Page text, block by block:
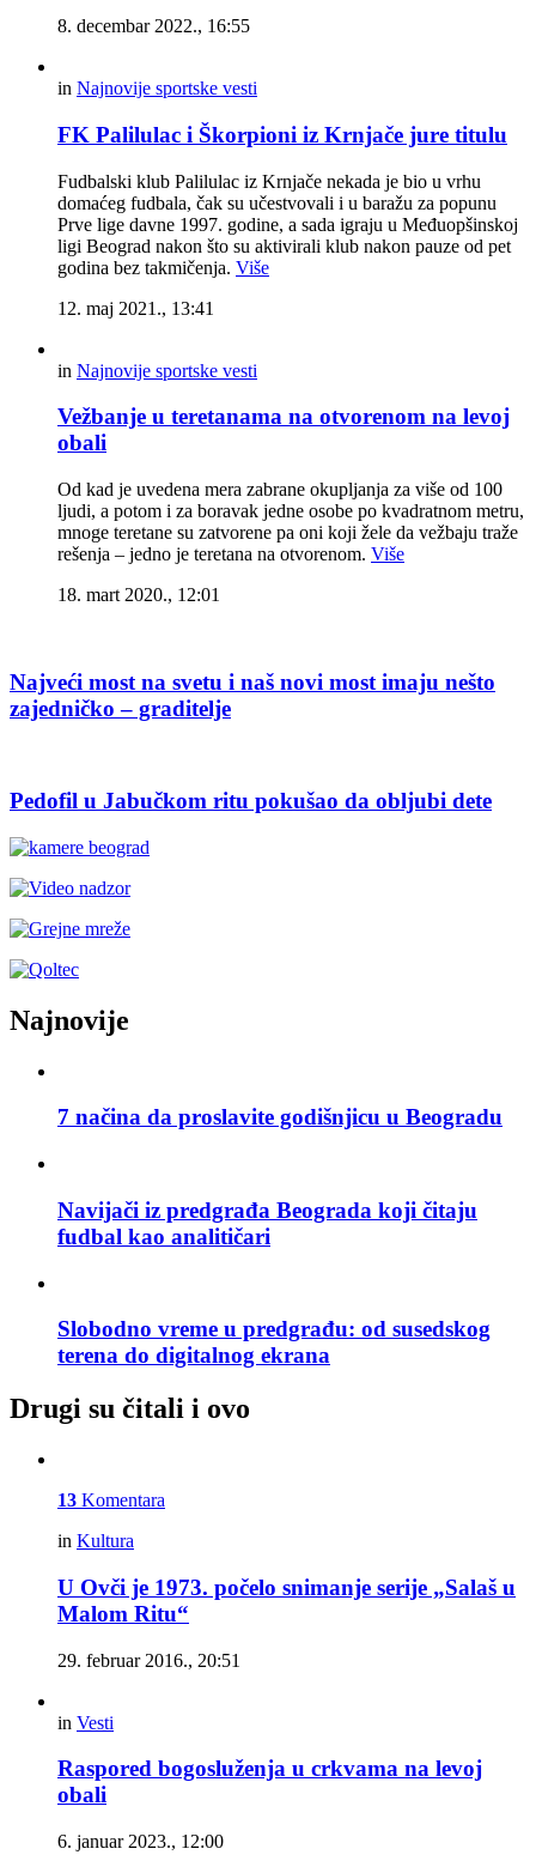
8. decembar 2022., 16:55
in Najnovije sportske vesti
FK Palilulac i Škorpioni iz Krnjače jure titulu
Fudbalski klub Palilulac iz Krnjače nekada je bio u vrhu
domaćeg fudbala, čak su učestvovali i u baražu za popunu
Prve lige davne 1997. godine, a sada igraju u Međuopšinskoj
ligi Beograd nakon što su aktivirali klub nakon pauze od pet
godina bez takmičenja. Više
12. maj 2021., 13:41
in Najnovije sportske vesti
Vežbanje u teretanama na otvorenom na levoj
obali
Od kad je uvedena mera zabrane okupljanja za više od 100
ljudi, a potom i za boravak jedne osobe po kvadratnom metru,
mnoge teretane su zatvorene pa oni koji žele da vežbaju traže
rešenja – jedno je teretana na otvorenom. Više
18. mart 2020., 12:01
Najveći most na svetu i naš novi most imaju nešto
zajedničko – graditelje
Pedofil u Jabučkom ritu pokušao da obljubi dete
Najnovije
7 načina da proslavite godišnjicu u Beogradu
Navijači iz predgrađa Beograda koji čitaju
fudbal kao analitičari
Slobodno vreme u predgrađu: od susedskog
terena do digitalnog ekrana
Drugi su čitali i ovo
13 Komentara
in Kultura
U Ovči je 1973. počelo snimanje serije „Salaš u
Malom Ritu“
29. februar 2016., 20:51
in Vesti
Raspored bogosluženja u crkvama na levoj
obali
6. januar 2023., 12:00